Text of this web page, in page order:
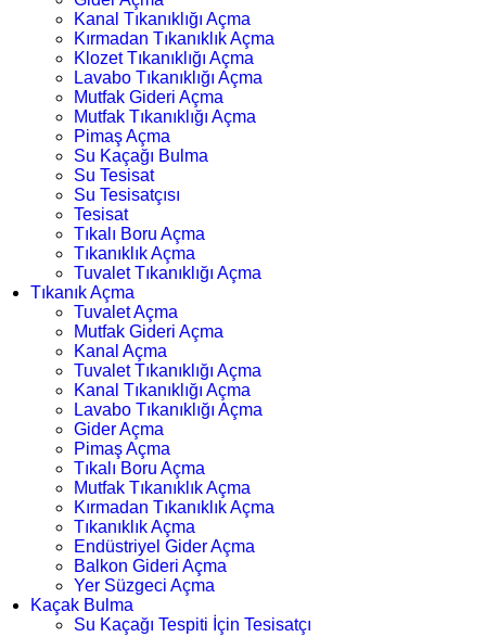
Kanal Tıkanıklığı Açma
Kırmadan Tıkanıklık Açma
Klozet Tıkanıklığı Açma
Lavabo Tıkanıklığı Açma
Mutfak Gideri Açma
Mutfak Tıkanıklığı Açma
Pimaş Açma
Su Kaçağı Bulma
Su Tesisat
Su Tesisatçısı
Tesisat
Tıkalı Boru Açma
Tıkanıklık Açma
Tuvalet Tıkanıklığı Açma
Tıkanık Açma
Tuvalet Açma
Mutfak Gideri Açma
Kanal Açma
Tuvalet Tıkanıklığı Açma
Kanal Tıkanıklığı Açma
Lavabo Tıkanıklığı Açma
Gider Açma
Pimaş Açma
Tıkalı Boru Açma
Mutfak Tıkanıklık Açma
Kırmadan Tıkanıklık Açma
Tıkanıklık Açma
Endüstriyel Gider Açma
Balkon Gideri Açma
Yer Süzgeci Açma
Kaçak Bulma
Su Kaçağı Tespiti İçin Tesisatçı